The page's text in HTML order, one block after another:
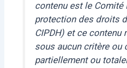
contenu est le
protection des droits
CIPDH) et ce contenu
sous aucun critère ou
partiellement ou